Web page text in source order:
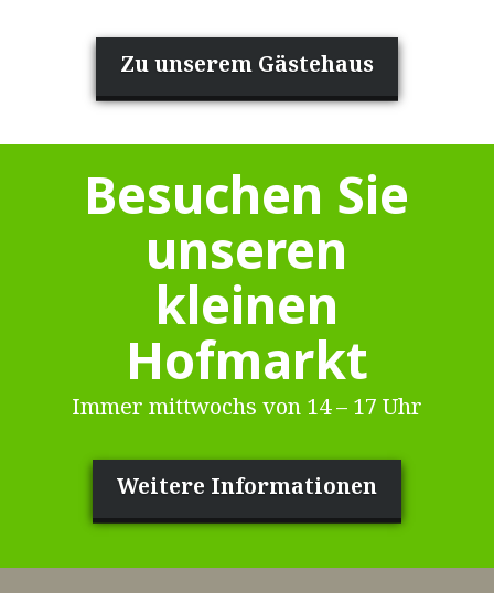
Zu unserem Gästehaus
Besuchen Sie
unseren
kleinen
Hofmarkt
Immer mittwochs von 14 – 17 Uhr
Weitere Informationen